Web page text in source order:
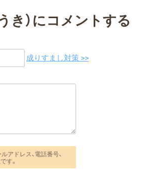
き）にコメントする
成りすまし対策 >>
アドレス、電話番号、
す。